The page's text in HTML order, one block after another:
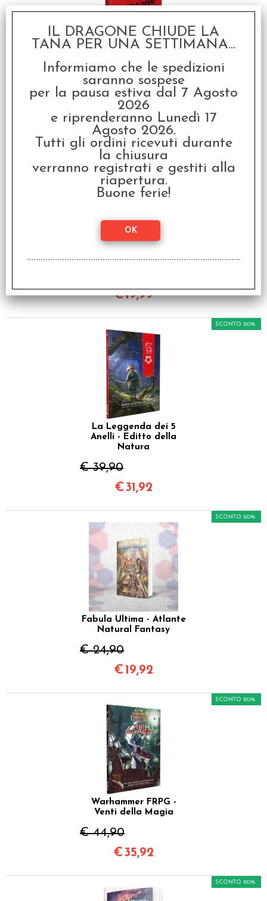
EDIZIONE LIMITATA -
The Walking Dead
Universe - Il Gioco di
Ruolo
€ 99,90
€79,92
The Dungeon - RPG
SCONTO 20%
€19,99
La Leggenda dei 5
Anelli - Editto della
Natura
€ 39,90
SCONTO 20%
€31,92
Fabula Ultima - Atlante
Natural Fantasy
€ 24,90
SCONTO 20%
€ 19,92
Warhammer FRPG -
Venti della Magia
€ 44,90
SCONTO 20%
€35,92
SCONTO 20%
IL DRAGONE CHIUDE LA
TANA PER UNA SETTIMANA...
Informiamo che le spedizioni
saranno sospese
per la pausa estiva dal 7 Agosto
2026
e riprenderanno Lunedì 17
Agosto 2026.
Tutti gli ordini ricevuti durante
la chiusura
verranno registrati e gestiti alla
riapertura.
Buone ferie!